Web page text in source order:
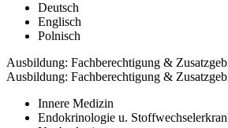
Deutsch
Englisch
Polnisch
Ausbildung: Fachberechtigung &
Ausbildung: Fachberechtigung &
Innere Medizin
Endokrinologie u.